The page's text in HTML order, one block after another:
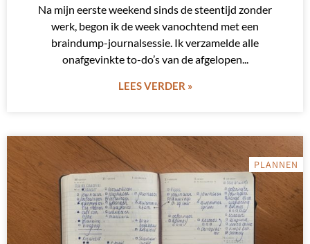
Na mijn eerste weekend sinds de steentijd zonder
werk, begon ik de week vanochtend met een
braindump-journalsessie. Ik verzamelde alle
onafgevinkte to-do’s van de afgelopen
LEES VERDER »
PLANNEN